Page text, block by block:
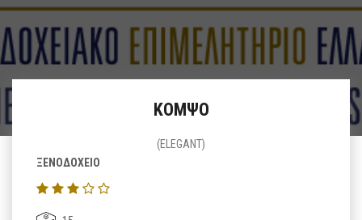
ΚΟΜΨΟ
(ELEGANT)
ΞΕΝΟΔΟΧΕΙΟ